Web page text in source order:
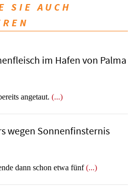
SIE AUCH
im Hafen von Palma
angetaut. (...)
wegen Sonnenfinsternis
dann schon etwa fünf(...)